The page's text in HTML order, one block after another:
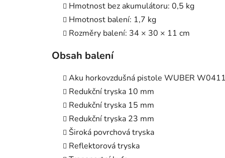
Hmotnost bez akumulátoru: 0,5 kg
Hmotnost balení: 1,7 kg
Rozměry balení: 34 × 30 × 11 cm
Obsah balení
Aku horkovzdušná pistole WUBER
Redukční tryska 10 mm
Redukční tryska 15 mm
Redukční tryska 23 mm
Široká povrchová tryska
Reflektorová tryska